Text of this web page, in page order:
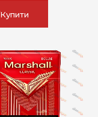
Купити